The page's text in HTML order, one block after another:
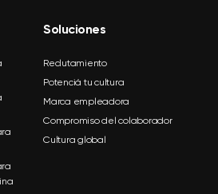
Soluciones
Reclutamiento
Potenciá tu cultura
Marca empleadora
Compromiso del colaborador
Cultura global